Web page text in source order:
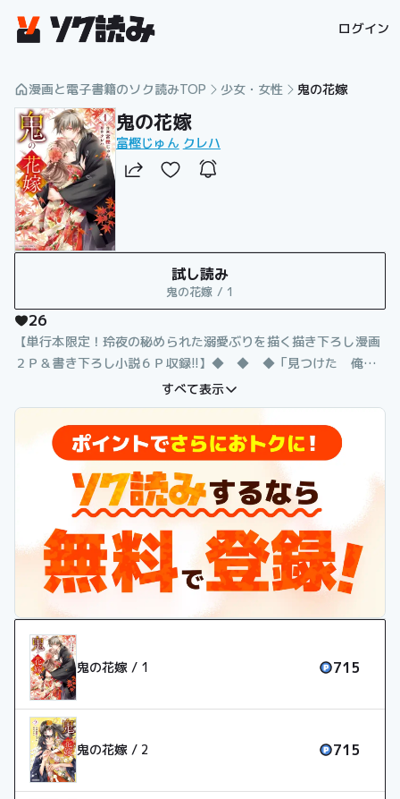
ログイン
漫画と電子書籍のソク読みTOP 少女・女性 鬼の花嫁
鬼の花嫁
富樫じゅん クレハ
試し読み
鬼の花嫁 / 1
26
【単行本限定！玲夜の秘められた溺愛ぶりを描く描き下ろし漫画
２Ｐ＆書き下ろし小説６Ｐ収録!!】◆ ◆ ◆「見つけた 俺の
花嫁」そこは、あやかしと人間が共存する日本。鬼、妖狐、猫
又…あやかしたちはその優れた能力と美貌で、日本の中核を担っ
ていた。あやかしに繁栄をもたらす唯一無二の存在――“花嫁”と
して見出された人間の娘は、あやかしからの無償の愛を約束され
る。女子高校生・柚子は、妖狐の花嫁である妹を持ち、虐げら
れ、愛されぬ日々を送っていた。ついに心が破れた日、柚子は夜
の街で見たこともないほど美しい青年に出会う。紅い瞳を持つ彼
は、最強のあやかしである鬼の次期当主・鬼龍院玲夜だった
――。◆ ◆ ◆冷徹と呼ばれる最強のあやかしに、ドロドロに
愛されて…!?シリーズ累計50万部の大人気小説、待望のコミカラ
イズ！運命の出逢いから始まる和風あやかしシンデレラストーリ
ー、堂々開幕の第１巻！(この作品は電子コミック誌noicomi
vol.62、64、66、68、70、72に収録されています。重複購入
にご注意ください)
すべて表示
鬼の花嫁 / 1 715
鬼の花嫁 / 2 715